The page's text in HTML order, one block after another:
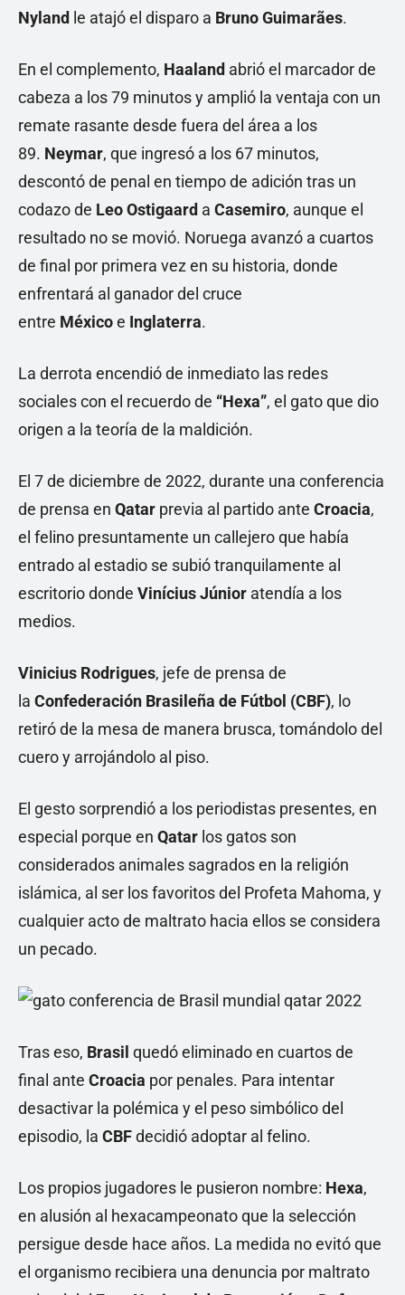
Nyland le atajó el disparo a Bruno Guimarães.
En el complemento, Haaland abrió el marcador de
cabeza a los 79 minutos y amplió la ventaja con un
remate rasante desde fuera del área a los
89. Neymar, que ingresó a los 67 minutos,
descontó de penal en tiempo de adición tras un
codazo de Leo Ostigaard a Casemiro, aunque el
resultado no se movió. Noruega avanzó a cuartos
de final por primera vez en su historia, donde
enfrentará al ganador del cruce
entre Méxicoe Inglaterra.
La derrota encendió de inmediato las redes
sociales con el recuerdo de “Hexa”, el gato que dio
origen a la teoría de la maldición.
El 7 de diciembre de 2022, durante una conferencia
de prensa en Qatar previa al partido ante Croacia,
el felino presuntamente un callejero que había
entrado al estadio se subió tranquilamente al
escritorio donde Vinícius Júnior atendía a los
medios.
Vinicius Rodrigues, jefe de prensa de
la Confederación Brasileña de Fútbol (CBF), lo
retiró de la mesa de manera brusca, tomándolo del
cuero y arrojándolo al piso.
El gesto sorprendió a los periodistas presentes, en
especial porque en Qatar los gatos son
considerados animales sagrados en la religión
islámica, al ser los favoritos del Profeta Mahoma, y
cualquier acto de maltrato hacia ellos se considera
un pecado.
Tras eso, Brasil quedó eliminado en cuartos de
final ante Croacia por penales. Para intentar
desactivar la polémica y el peso simbólico del
episodio, la CBFdecidió adoptar al felino.
Los propios jugadores le pusieron nombre: Hexa,
en alusión al hexacampeonato que la selección
persigue desde hace años. La medida no evitó que
el organismo recibiera una denuncia por maltrato